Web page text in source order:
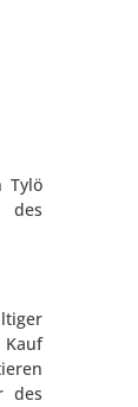
Tylö
des
des